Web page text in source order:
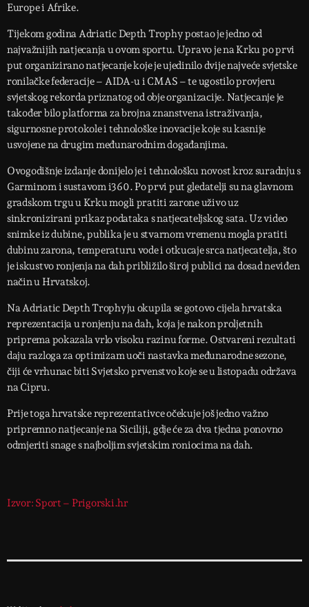
Europe i Afrike.
Tijekom godina Adriatic Depth Trophy postao je jedno od
najvažnijih natjecanja u ovom sportu. Upravo je na Krku po prvi
put organizirano natjecanje koje je ujedinilo dvije najveće svjetske
ronilačke federacije – AIDA-u i CMAS – te ugostilo provjeru
svjetskog rekorda priznatog od obje organizacije. Natjecanje je
također bilo platforma za brojna znanstvena istraživanja,
sigurnosne protokole i tehnološke inovacije koje su kasnije
usvojene na drugim međunarodnim događanjima.
Ovogodišnje izdanje donijelo je i tehnološku novost kroz suradnju s
Garminom i sustavom i360. Po prvi put gledatelji su na glavnom
gradskom trgu u Krku mogli pratiti zarone uživo uz
sinkronizirani prikaz podataka s natjecateljskog sata. Uz video
snimke iz dubine, publika je u stvarnom vremenu mogla pratiti
dubinu zarona, temperaturu vode i otkucaje srca natjecatelja, što
je iskustvo ronjenja na dah približilo široj publici na dosad neviđen
način u Hrvatskoj.
Na Adriatic Depth Trophyju okupila se gotovo cijela hrvatska
reprezentacija u ronjenju na dah, koja je nakon proljetnih
priprema pokazala vrlo visoku razinu forme. Ostvareni rezultati
daju razloga za optimizam uoči nastavka međunarodne sezone,
čiji će vrhunac biti Svjetsko prvenstvo koje se u listopadu održava
na Cipru.
Prije toga hrvatske reprezentativce očekuje još jedno važno
pripremno natjecanje na Siciliji, gdje će za dva tjedna ponovno
odmjeriti snage s najboljim svjetskim roniocima na dah.
Izvor: Sport – Prigorski.hr